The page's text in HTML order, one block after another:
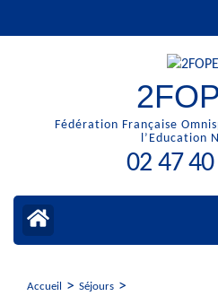
Fédération Française
l’Education
02 47
Accueil > Séjours >